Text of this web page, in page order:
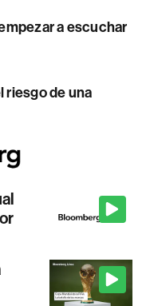
a escuchar
riesgo de una